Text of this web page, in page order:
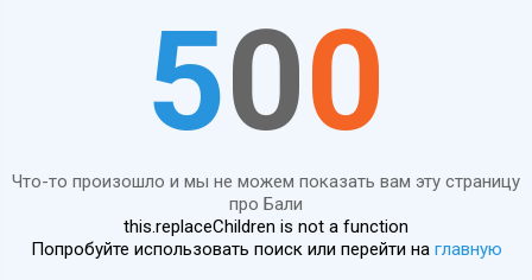
500
Что-то произошло и мы не можем показать вам эту страницу
про Бали
this.replaceChildren is not a function
Попробуйте использовать поиск или перейти на главную